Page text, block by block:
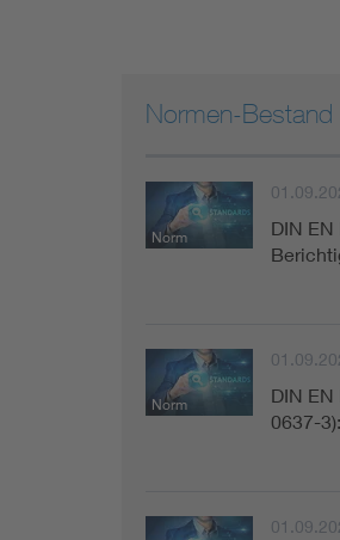
Normen-Bestand
Norm
DIN
Norm
DIN EN
0637-